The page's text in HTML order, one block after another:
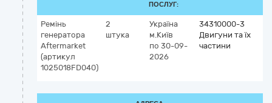
ПОСЛУГ:
Ремінь
генератора
Aftermarket
(артикул
1025018FD040)
2
штука
Україна
м.Київ
по 30-09-
2026
34310000-3
Двигуни та їх
частини